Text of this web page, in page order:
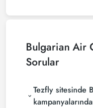
Bulgarian Air
Sorular
Tezfly sitesinde